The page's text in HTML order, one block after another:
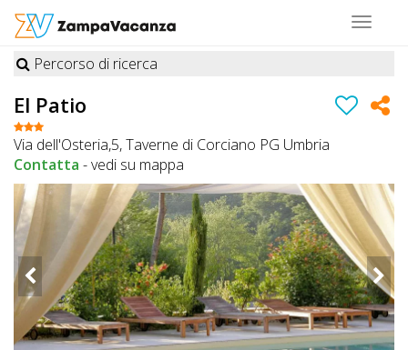
Toggle
STRUTTURE
A
DOG
LUOGHI
A
DOG
Percorso di ricerca
El Patio
Via dell'Osteria,5, Taverne di Corciano PG Umbria
Contatta -vedi su mappa